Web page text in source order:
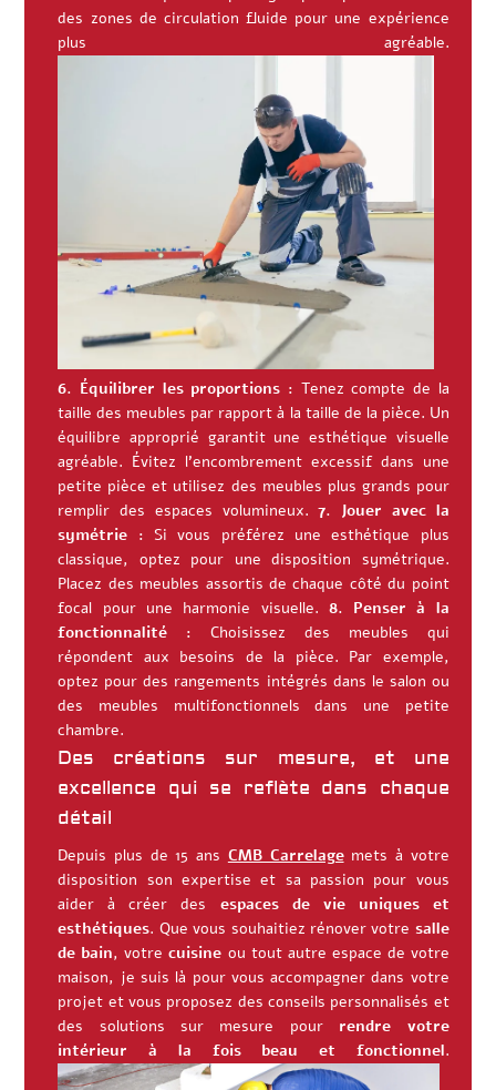
des zones de circulation fluide pour une expérience
plus agréable.
6. Équilibrer les proportions : Tenez compte de la
taille des meubles par rapport à la taille de la pièce. Un
équilibre approprié garantit une esthétique visuelle
agréable. Évitez l’encombrement excessif dans une
petite pièce et utilisez des meubles plus grands pour
remplir des espaces volumineux.7. Jouer avec la
symétrie : Si vous préférez une esthétique plus
classique, optez pour une disposition symétrique.
Placez des meubles assortis de chaque côté du point
focal pour une harmonie visuelle. 8. Penser à la
fonctionnalité : Choisissez des meubles qui
répondent aux besoins de la pièce. Par exemple,
optez pour des rangements intégrés dans le salon ou
des meubles multifonctionnels dans une petite
chambre.
Des créations sur mesure, et une
excellence qui se reflète dans chaque
détail
Depuis plus de 15 ans CMB Carrelagemets à votre
disposition son expertise et sa passion pour vous
aider à créer des espaces de vie uniques et
esthétiques. Que vous souhaitiez rénover votre salle
de bain, votrecuisine ou tout autre espace de votre
maison, je suis là pour vous accompagner dans votre
projet et vous proposez des conseils personnalisés et
des solutions sur mesure pour rendre votre
intérieur à la fois beau et fonctionnel.